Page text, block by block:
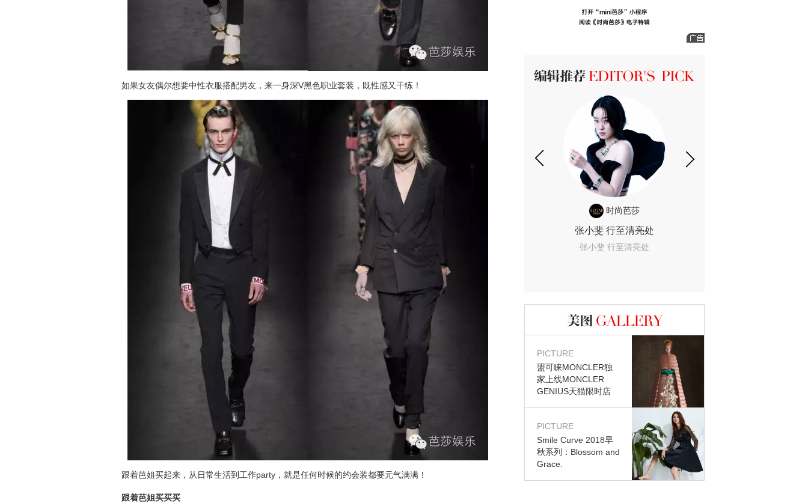
如果女友偶尔想要中性衣服搭配男友，来一身深V黑色职业套装，既性感又干练！
跟着芭姐买起来，从日常生活到工作party，就是任何时候的约会装都要元气满满！
跟着芭姐买买买
时尚芭莎
张小斐 行至清亮处
张小斐 行至清亮处
图库
PICTURE
盟可睐MONCLER独
家上线MONCLER
GENIUS天猫限时店
PICTURE
Smile Curve 2018早
秋系列：Blossom and
Grace.